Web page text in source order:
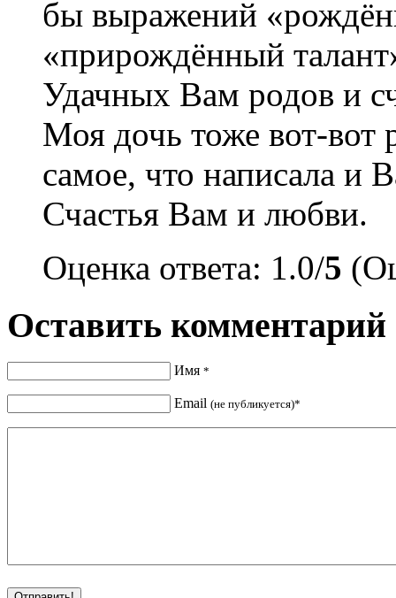
бы выражений
«прирождённый
Удачных Вам родов и
Моя дочь тоже вот-вот
самое, что написала и
Счастья Вам и любви.
Оценка ответа: 1.0/5
Оставить комментарий
Имя *
Email (не публикуется)*